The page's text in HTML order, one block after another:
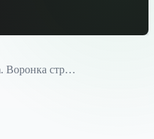
Воронка стр…